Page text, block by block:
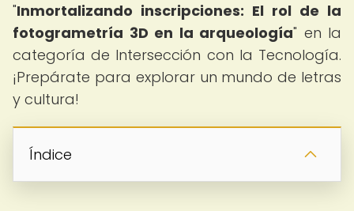
"Inmortalizando inscripciones: El rol de la
fotogrametría 3D en la arqueología" en la
categoría de Intersección con la Tecnología.
¡Prepárate para explorar un mundo de letras
y cultura!
Índice